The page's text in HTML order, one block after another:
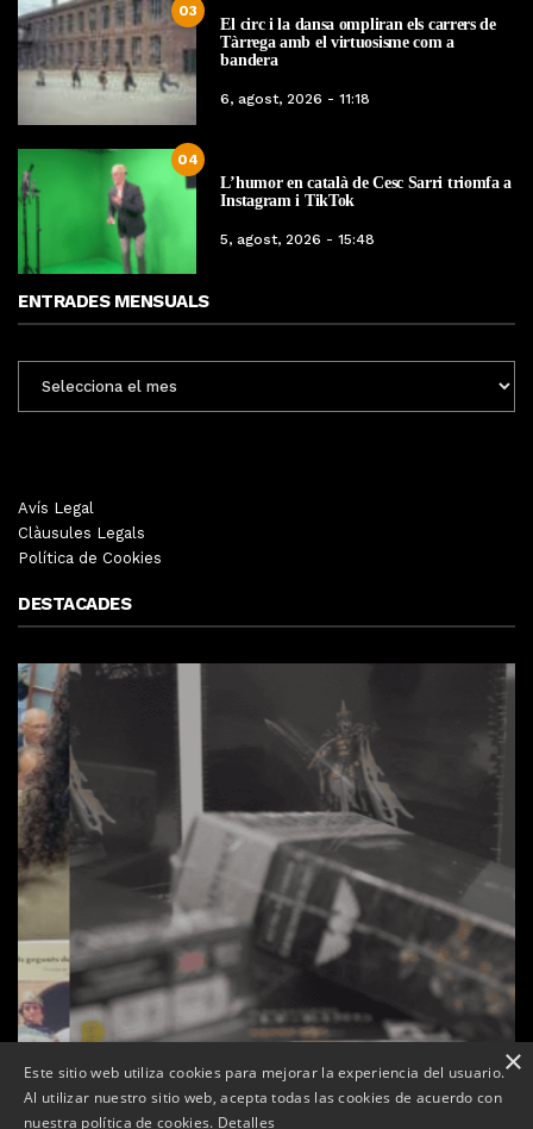
03
El circ i la dansa ompliran els carrers de
Tàrrega amb el virtuosisme com a
bandera
6, agost, 2026 - 11:18
04
L’humor en català de Cesc Sarri triomfa a
Instagram i TikTok
5, agost, 2026 - 15:48
ENTRADES MENSUALS
MENSUALS
Avís Legal
Clàusules Legals
Política de Cookies
DESTACADES
La botiga L’K de Balaguer es converteix en nou punt
×
Este sitio web utiliza cookies para mejorar la experiencia del usuario.
Al utilizar nuestro sitio web, acepta todas las cookies de acuerdo con
nuestra política de cookies. Detalles